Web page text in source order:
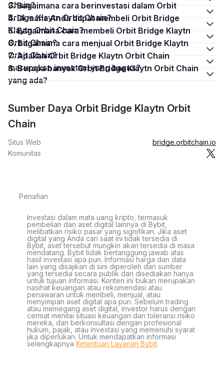
Chain?
3. Bagaimana cara berinvestasi dalam Orbit
Bridge Klaytn Orbit Chain?
4. Di mana Anda dapat membeli Orbit Bridge
Klaytn Orbit Chain?
5. Bagaimana cara membeli Orbit Bridge Klaytn
Orbit Chain?
6. Bagaimana cara menjual Orbit Bridge Klaytn
Orbit Chain?
7. Apakah Orbit Bridge Klaytn Orbit Chain
merupakan investasi yang bagus?
8. Berapa banyak Orbit Bridge Klaytn Orbit Chain
yang ada?
Sumber Daya Orbit Bridge Klaytn Orbit
Chain
Situs Web
bridge.orbitchain.io
Komunitas
Penafian
Investasi dalam mata uang kripto, termasuk
pembelian dan aset digital lainnya di Bybit,
melibatkan risiko pasar yang signifikan. Jika aset
digital yang Anda cari saat ini tidak tersedia di
Bybit, aset tersebut mungkin akan tersedia di masa
mendatang. Bybit tidak bertanggung jawab atas
hasil investasi apa pun. Informasi harga dan data
lain yang disajikan di sini diperoleh dari sumber
yang tersedia secara publik dan disediakan hanya
untuk tujuan informasi. Konten ini bukan merupakan
nasihat keuangan atau rekomendasi atau
penawaran untuk membeli, menjual, atau
menyimpan aset digital apa pun. Sebelum trading
atau memegang aset digital, investor harus dengan
cermat menilai situasi keuangan dan toleransi risiko
mereka, dan berkonsultasi dengan profesional
hukum, pajak, atau investasi yang memenuhi syarat
jika diperlukan. Untuk mendapatkan informasi
selengkapnya Ketentuan Layanan Bybit.